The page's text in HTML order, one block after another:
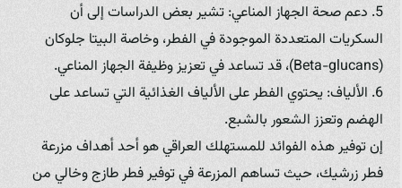
5. دعم صحة الجهاز المناعي: تشير بعض الدراسات إلى أن
السكريات المتعددة الموجودة في الفطر، وخاصة البيتا جلوكان
(Beta-glucans)، قد تساعد في تعزيز وظيفة الجهاز المناعي.
6. الألياف: يحتوي الفطر على الألياف الغذائية التي تساعد على
الهضم وتعزز الشعور بالشبع.
إن توفير هذه الفوائد للمستهلك العراقي هو أحد أهداف مزرعة
فطر زرشيك، حيث تساهم المزرعة في توفير فطر طازج وخالي من